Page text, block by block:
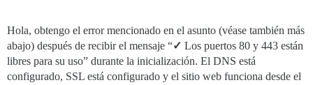
Hola, obtengo el error mencionado en el asunto (véase también más
abajo) después de recibir el mensaje “✓ Los puertos 80 y 443 están
libres para su uso” durante la inicialización. El DNS está
configurado, SSL está configurado y el sitio web funciona desde el